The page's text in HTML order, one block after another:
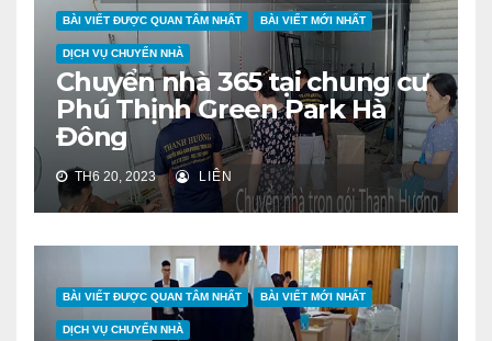
BÀI VIẾT ĐƯỢC QUAN TÂM NHẤT BÀI VIẾT MỚI NHẤT
DỊCH VỤ CHUYỂN NHÀ
Chuyển nhà 365 tại chung cư
Phú Thịnh Green Park Hà
Đông
TH6 20, 2023 LIÊN
BÀI VIẾT ĐƯỢC QUAN TÂM NHẤT BÀI VIẾT MỚI NHẤT
DỊCH VỤ CHUYỂN NHÀ